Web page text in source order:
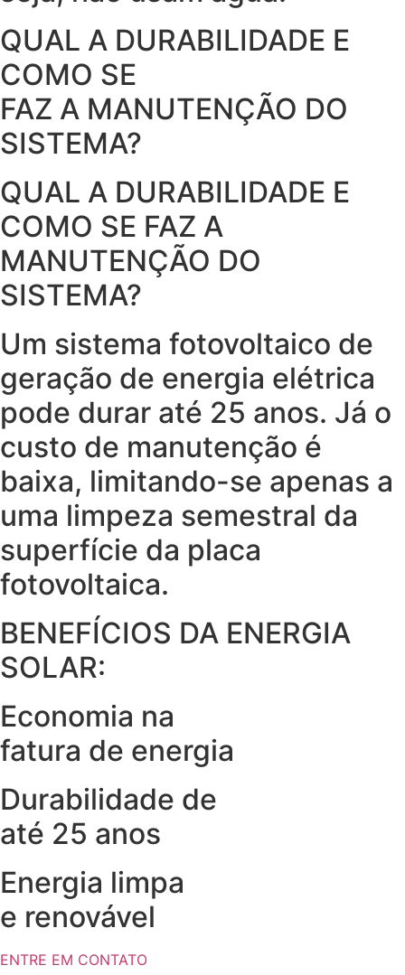
QUAL A DURABILIDADE E
COMO SE
FAZ A MANUTENÇÃO DO
SISTEMA?
QUAL A DURABILIDADE E
COMO SE FAZ A
MANUTENÇÃO DO
SISTEMA?
Um sistema fotovoltaico de
geração de energia elétrica
pode durar até 25 anos. Já o
custo de manutenção é
baixa, limitando-se apenas a
uma limpeza semestral da
superfície da placa
fotovoltaica.
BENEFÍCIOS DA ENERGIA
SOLAR:
Economia na
fatura de energia
Durabilidade de
até 25 anos
Energia limpa
e renovável
ENTRE EM CONTATO